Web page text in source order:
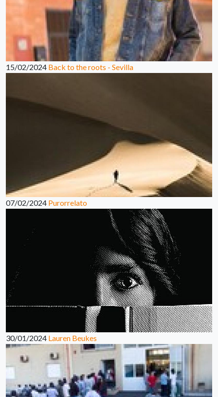
15/02/2024 Back to the roots - Sevilla
07/02/2024 Purorrelato
30/01/2024 Lauren Beukes